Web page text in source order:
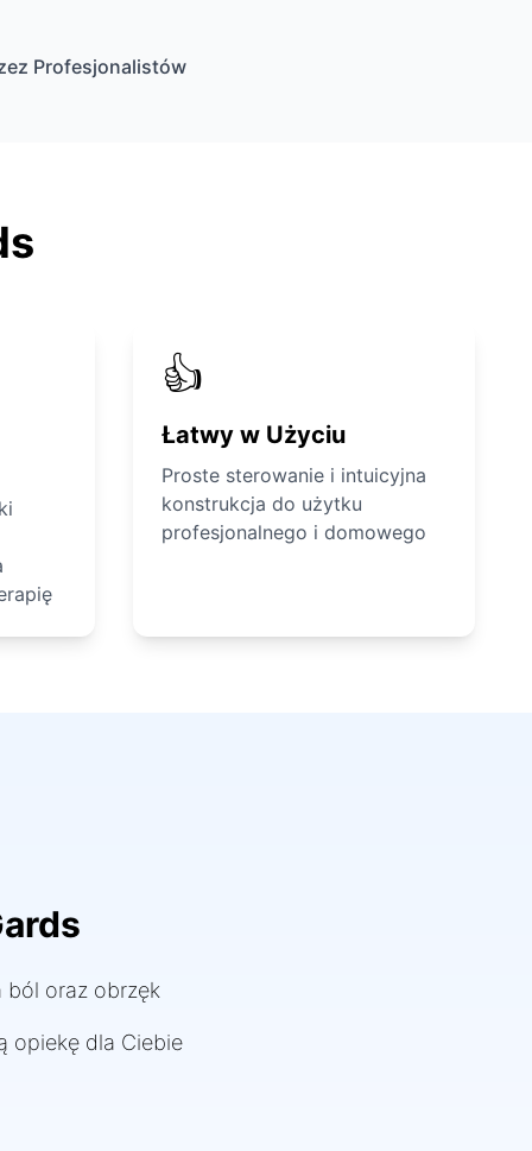
Profesjonalistów
👍
Łatwy w Użyciu
Proste sterowanie i intuicyjna
konstrukcja do użytku
profesjonalnego i domowego
ból oraz obrzęk
opiekę dla Ciebie